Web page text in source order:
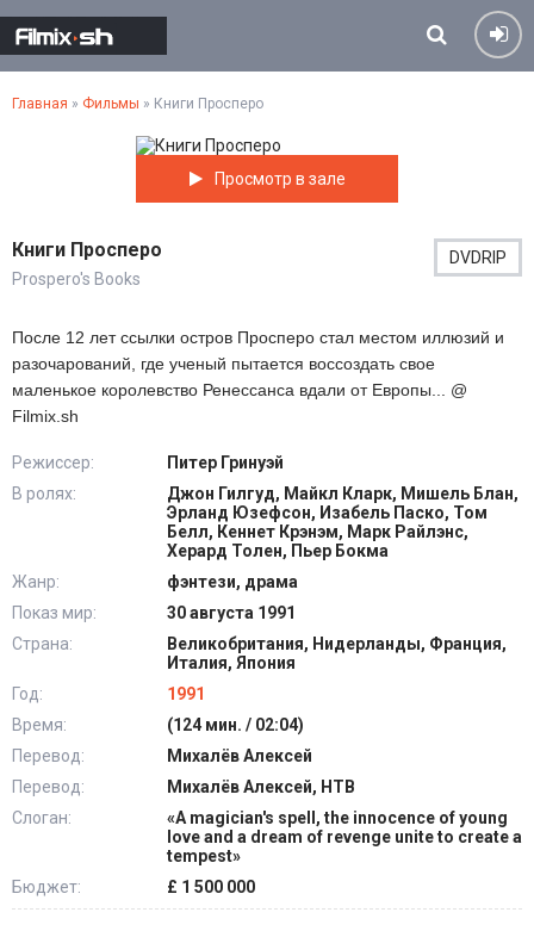
Главная » Фильмы » Книги Просперо
Просмотр в зале
Книги Просперо
Prospero's Books
DVDRIP
После 12 лет ссылки остров Просперо стал местом иллюзий и
разочарований, где ученый пытается воссоздать свое
маленькое королевство Ренессанса вдали от Европы... @
Filmix.sh
Режиссер:
Питер Гринуэй
В ролях:
Джон Гилгуд, Майкл Кларк, Мишель Блан,
Эрланд Юзефсон, Изабель Паско, Том
Белл, Кеннет Крэнэм, Марк Райлэнс,
Херард Толен, Пьер Бокма
Жанр:
фэнтези, драма
Показ мир:
30 августа 1991
Страна:
Великобритания, Нидерланды, Франция,
Италия, Япония
Год:
1991
Время:
(124 мин. / 02:04)
Перевод:
Михалёв Алексей
Перевод:
Михалёв Алексей, НТВ
Слоган:
«A magician's spell, the innocence of young
love and a dream of revenge unite to create a
tempest»
Бюджет:
£ 1 500 000